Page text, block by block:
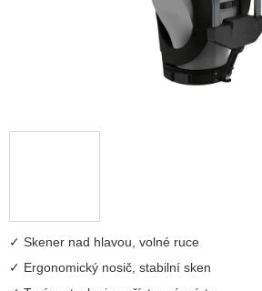
✓ Skener nad hlavou, volné ruce
✓ Ergonomický nosič, stabilní sken